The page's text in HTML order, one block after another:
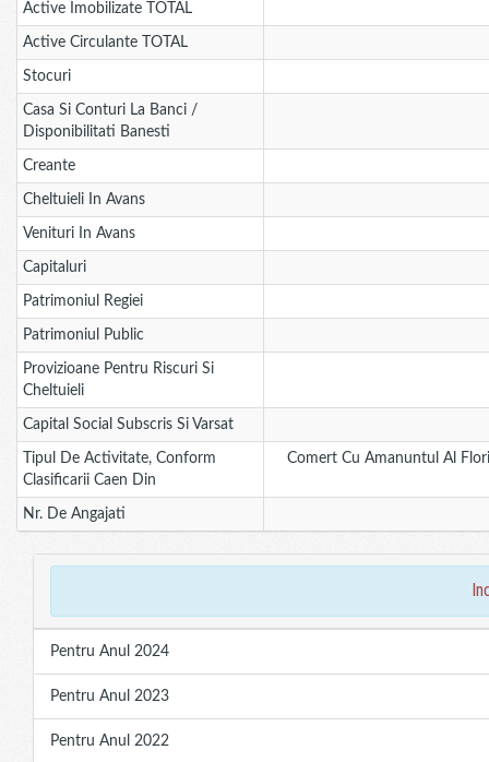
Active Imobilizate TOTAL
Active Circulante TOTAL
Stocuri
Casa Si Conturi La Banci /
Disponibilitati Banesti
Creante
Cheltuieli In Avans
Venituri In Avans
Capitaluri
Patrimoniul Regiei
Patrimoniul Public
Provizioane Pentru Riscuri Si
Cheltuieli
Capital Social Subscris Si Varsat
Tipul De Activitate, Conform
Clasificarii Caen Din
Comert Cu Amanuntul Al
Nr. De Angajati
Pentru Anul 2024
Pentru Anul 2023
Pentru Anul 2022